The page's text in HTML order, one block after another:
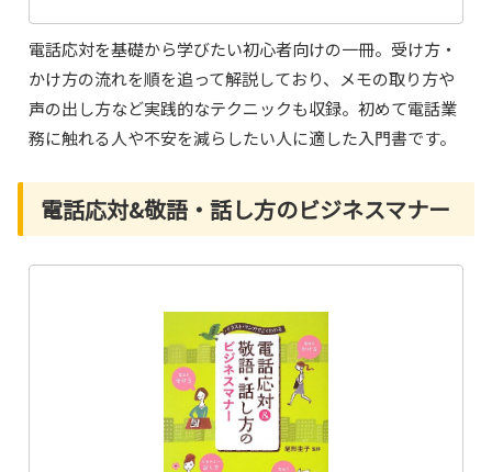
電話応対を基礎から学びたい初心者向けの一冊。受け方・
かけ方の流れを順を追って解説しており、メモの取り方や
声の出し方など実践的なテクニックも収録。初めて電話業
務に触れる人や不安を減らしたい人に適した入門書です。
電話応対&敬語・話し方のビジネスマナー